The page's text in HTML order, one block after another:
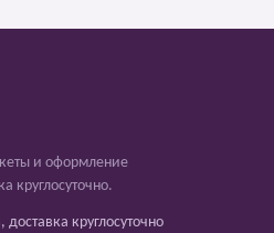
и оформление
круглосуточно.
круглосуточно